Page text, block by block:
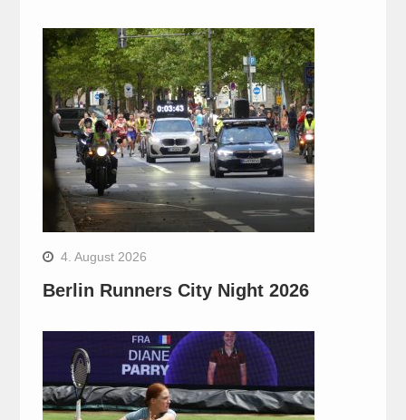
4. August 2026
Berlin Runners City Night 2026